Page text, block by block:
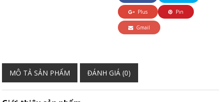
Plus Pin
Gmail
MÔ TẢ SẢN PHẨM ĐÁNH GIÁ (0)